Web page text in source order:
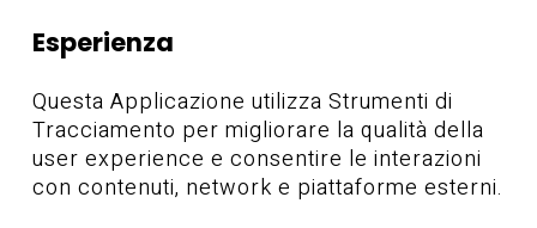
Esperienza
Questa Applicazione utilizza Strumenti di
Tracciamento per migliorare la qualità della
user experience e consentire le interazioni
con contenuti, network e piattaforme esterni.